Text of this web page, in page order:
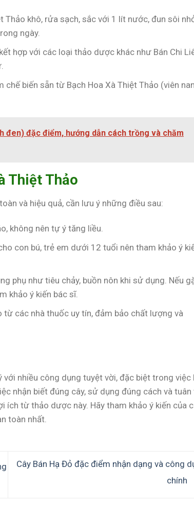
Thảo khô, rửa sạch, sắc với 1 lít nước, đun sôi
ngày.
hợp với các loại thảo dược khác như Bán Chi
chế biến sẵn từ Bạch Hoa Xà Thiệt Thảo (viên
đen) đặc điểm, hướng dẫn cách trồng và chăm
Thiệt Thảo
và hiệu quả, cần lưu ý những điều sau:
không nên tự ý tăng liều.
con bú, trẻ em dưới 12 tuổi nên tham khảo ý
phụ như tiêu chảy, buồn nôn khi sử dụng. Nếu
khảo ý kiến bác sĩ.
từ các nhà thuốc uy tín, đảm bảo chất lượng và
nhiều công dụng tuyệt vời, đặc biệt trong việc
nhận biết đúng cây, sử dụng đúng cách và tuân
ích từ thảo dược này. Hãy tham khảo ý kiến của
toàn nhất.
Cây Bán Hạ Đỏ đặc điểm nhận dạng và công
chính